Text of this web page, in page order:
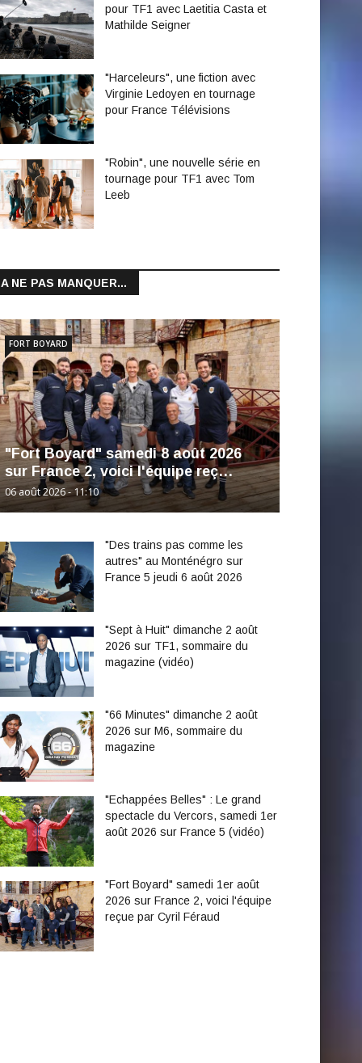
pour TF1 avec Laetitia Casta et
Mathilde Seigner
"Harceleurs", une fiction avec
Virginie Ledoyen en tournage
pour France Télévisions
"Robin", une nouvelle série en
tournage pour TF1 avec Tom
Leeb
A NE PAS MANQUER...
"Fort Boyard" samedi 8 août 2026
sur France 2, voici l'équipe reç…
06 août 2026 - 11:10
FORT BOYARD
"Des trains pas comme les
autres" au Monténégro sur
France 5 jeudi 6 août 2026
"Sept à Huit" dimanche 2 août
2026 sur TF1, sommaire du
magazine (vidéo)
"66 Minutes" dimanche 2 août
2026 sur M6, sommaire du
magazine
"Echappées Belles" : Le grand
spectacle du Vercors, samedi 1er
août 2026 sur France 5 (vidéo)
"Fort Boyard" samedi 1er août
2026 sur France 2, voici l'équipe
reçue par Cyril Féraud